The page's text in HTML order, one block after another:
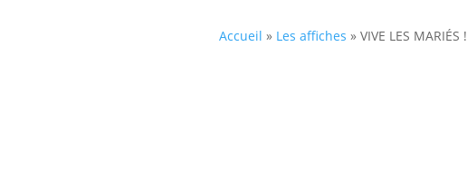
Accueil » Les affiches » VIVE LES MARIÉS !